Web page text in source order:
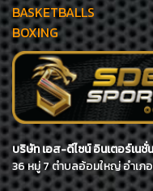
BASKETBALLS
BOXING
บริษัท เอส-ดีไซน์ อินเตอร์เนชั่
36 หมู่ 7 ตำบลอ้อมใหญ่ อำเภ